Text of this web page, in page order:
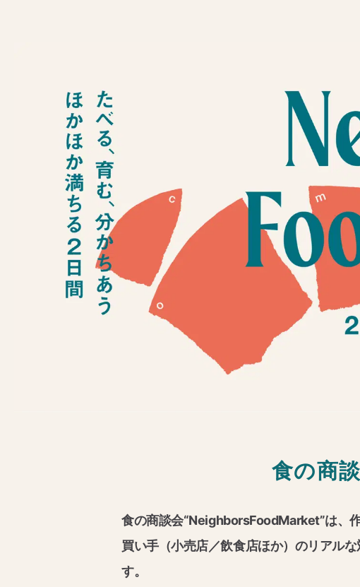
食の商
食の商談会“NeighborsFoodMarket”は、
買い手（小売店／飲食店ほか）のリアル
す。